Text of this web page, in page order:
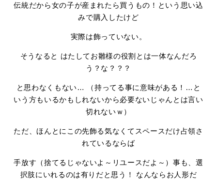
伝統だから女の子が産まれたら買うもの！という思い込
みで購入したけど
実際は飾っていない。
そうなると はたしてお雛様の役割とは一体なんだろ
う？な？？？
と思わなくもない… （持ってる事に意味がある！…と
いう方もいるかもしれないから必要ないじゃんとは言い
切れないｗ）
ただ、ほんとにこの先飾る気なくてスペースだけ占領さ
れているならば
手放す（捨てるじゃないよ～リユースだよ～）事も、選
択肢にいれるのは有りだと思う！ なんならお人形だ